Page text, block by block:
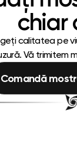
chiar
calitatea pe
Vă trimitem
Comandă